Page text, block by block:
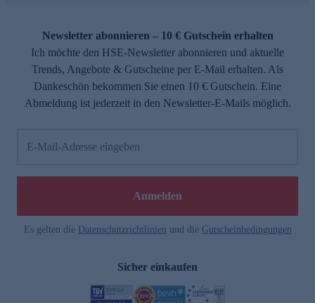
Newsletter abonnieren – 10 € Gutschein erhalten
Ich möchte den HSE-Newsletter abonnieren und aktuelle
Trends, Angebote & Gutscheine per E-Mail erhalten. Als
Dankeschön bekommen Sie einen 10 € Gutschein. Eine
Abmeldung ist jederzeit in den Newsletter-E-Mails möglich.
E-Mail-Adresse eingeben
Anmelden
Es gelten die Datenschutzrichtlinien und die Gutscheinbedingungen
Sicher einkaufen